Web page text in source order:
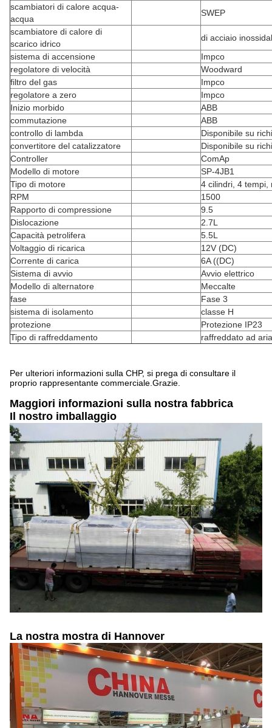
scambiatori di calore acqua-
acqua
SWEP
scambiatore di calore di
scarico idrico
di acciaio
sistema di accensione
Impco
regolatore di velocità
Woodward
filtro del gas
Impco
regolatore a zero
Impco
Inizio morbido
ABB
commutazione
ABB
controllo di lambda
Disponibile su
convertitore del catalizzatore
Disponibile su
Controller
ComAp
Modello di motore
SP-4JB1
Tipo di motore
4 cilindri, 4 tempi,
RPM
1500
Rapporto di compressione
9.5
Dislocazione
2.7L
Capacità petrolifera
5.5L
Voltaggio di ricarica
12V (DC)
Corrente di carica
6A ((DC)
Sistema di avvio
Avvio elettrico
Modello di alternatore
Meccalte
fase
Fase 3
sistema di isolamento
classe H
protezione
Protezione IP23
Tipo di raffreddamento
raffreddato ad aria
Per ulteriori informazioni sulla CHP, si prega di consultare il
proprio rappresentante commerciale.Grazie.
Maggiori informazioni sulla nostra fabbrica
Il nostro imballaggio
La nostra mostra di Hannover